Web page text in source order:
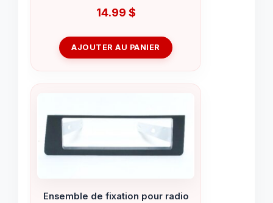
14.99 $
AJOUTER AU PANIER
Ensemble de fixation pour radio